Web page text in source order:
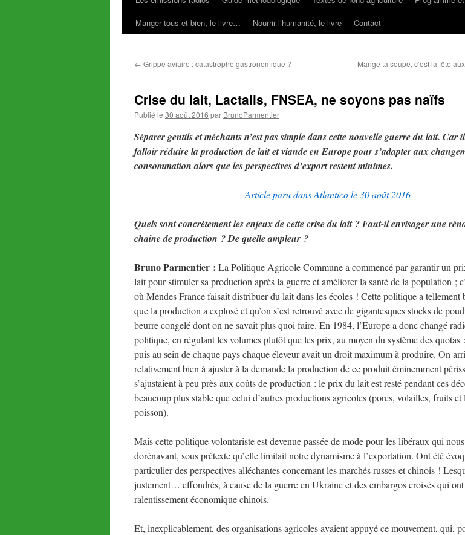
Manger tous et bien, le livre…
Nourrir l’humanité, le livre Contact
← Grippe aviaire : catastrophe gastronomique ?
Mange ta soupe, c’est la fête
Crise du lait, Lactalis, FNSEA, ne soyons pas naïfs
Publié le 30 août 2016 par BrunoParmentier
Séparer gentils et méchants n’est pas simple dans cette nouvelle guerre du lait. Car
falloir réduire la production de lait et viande en Europe pour s’adapter aux
consommation alors que les perspectives d’export restent minimes.
Article paru dans Atlantico le 30 août 2016
Quels sont concrètement les enjeux de cette crise du lait ? Faut-il envisager une
chaîne de production ? De quelle ampleur ?
Bruno Parmentier : La Politique Agricole Commune a commencé par garantir un
lait pour stimuler sa production après la guerre et améliorer la santé de la population ;
où Mendes France faisait distribuer du lait dans les écoles ! Cette politique a tellement
que la production a explosé et qu’on s’est retrouvé avec de gigantesques stocks de
beurre congelé dont on ne savait plus quoi faire. En 1984, l’Europe a donc changé
politique, en régulant les volumes plutôt que les prix, au moyen du système des quotas
puis au sein de chaque pays chaque éleveur avait un droit maximum à produire. On
relativement bien à ajuster à la demande la production de ce produit éminemment
s’ajustaient à peu près aux coûts de production : le prix du lait est resté pendant ces
beaucoup plus stable que celui d’autres productions agricoles (porcs, volailles, fruits et
poisson).
Mais cette politique volontariste est devenue passée de mode pour les libéraux qui
dorénavant, sous prétexte qu’elle limitait notre dynamisme à l’exportation. Ont été
particulier des perspectives alléchantes concernant les marchés russes et chinois !
justement… effondrés, à cause de la guerre en Ukraine et des embargos croisés qui
ralentissement économique chinois.
Et, inexplicablement, des organisations agricoles avaient appuyé ce mouvement, qui,